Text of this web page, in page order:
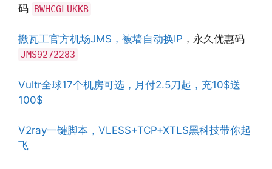
码 BWHCGLUKKB
搬瓦工官方机场JMS，被墙自动换IP ，永久优惠码
JMS9272283
Vultr全球17个机房可选，月付2.5刀起，充10$送
100$
V2ray一键脚本，VLESS+TCP+XTLS黑科技带你起
飞